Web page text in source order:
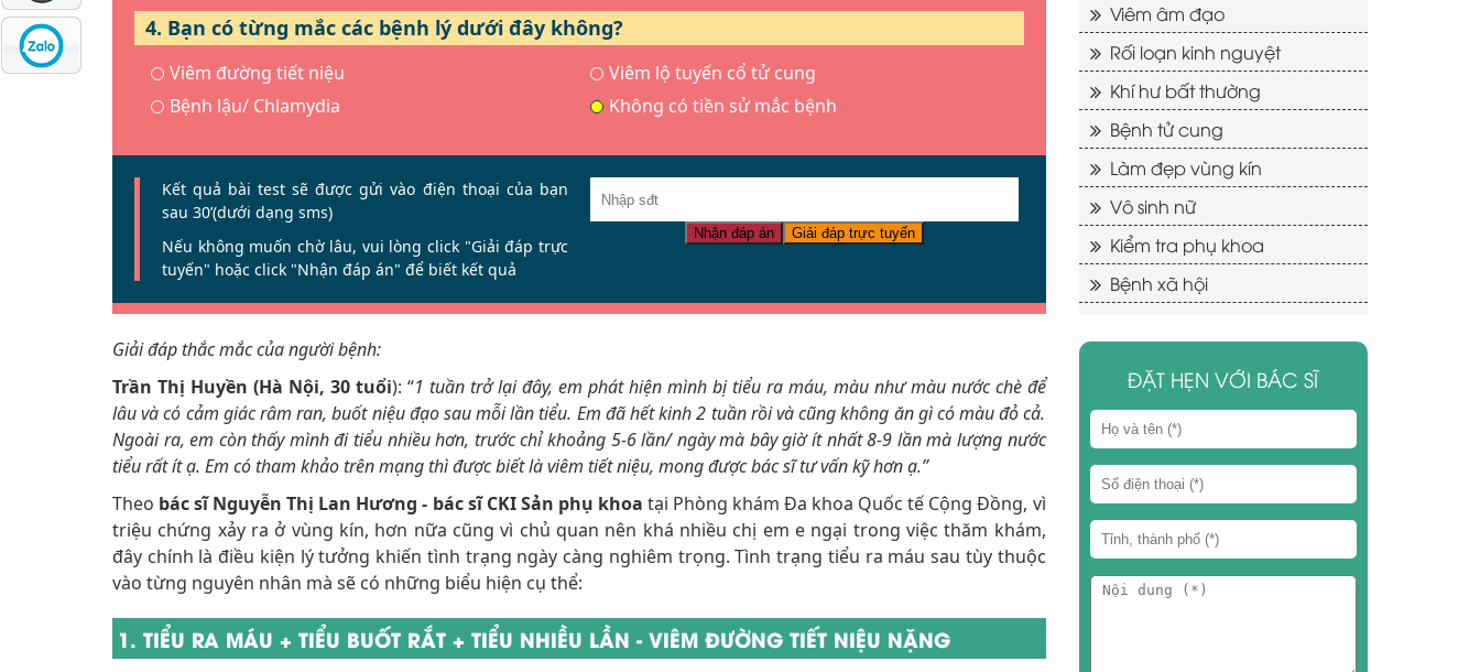
4. Bạn có từng mắc các bệnh lý dưới đây không?
Viêm đường tiết niệu
Viêm lộ tuyến cổ tử cung
Bệnh lậu/ Chlamydia
Không có tiền sử mắc bệnh
Kết quả bài test sẽ được gửi vào điện thoại của bạn
sau 30’(dưới dạng sms)
Nếu không muốn chờ lâu, vui lòng click "Giải đáp trực
tuyến" hoặc click "Nhận đáp án" để biết kết quả
Nhận đáp án Giải đáp trực tuyến
Giải đáp thắc mắc của người bệnh:
Trần Thị Huyền (Hà Nội, 30 tuổi): “1 tuần trở lại đây, em phát hiện mình bị tiểu ra máu, màu như màu nước chè để
lâu và có cảm giác râm ran, buốt niệu đạo sau mỗi lần tiểu. Em đã hết kinh 2 tuần rồi và cũng không ăn gì có màu đỏ cả.
Ngoài ra, em còn thấy mình đi tiểu nhiều hơn, trước chỉ khoảng 5-6 lần/ ngày mà bây giờ ít nhất 8-9 lần mà lượng nước
tiểu rất ít ạ. Em có tham khảo trên mạng thì được biết là viêm tiết niệu, mong được bác sĩ tư vấn kỹ hơn ạ.”
Theo bác sĩ Nguyễn Thị Lan Hương - bác sĩ CKI Sản phụ khoa tại Phòng khám Đa khoa Quốc tế Cộng Đồng, vì
triệu chứng xảy ra ở vùng kín, hơn nữa cũng vì chủ quan nên khá nhiều chị em e ngại trong việc thăm khám,
đây chính là điều kiện lý tưởng khiến tình trạng ngày càng nghiêm trọng. Tình trạng tiểu ra máu sau tùy thuộc
vào từng nguyên nhân mà sẽ có những biểu hiện cụ thể:
1. TIỂU RA MÁU + TIỂU BUỐT RẮT + TIỂU NHIỀU LẦN - VIÊM ĐƯỜNG TIẾT NIỆU NẶNG
Viêm âm đạo
Rối loạn kinh nguyệt
Khí hư bất thường
Bệnh tử cung
Làm đẹp vùng kín
Vô sinh nữ
Kiểm tra phụ khoa
Bệnh xã hội
ĐẶT HẸN VỚI BÁC SĨ